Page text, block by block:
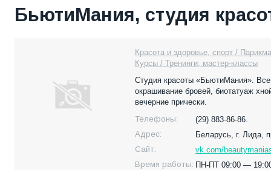
БьютиМания, студия
Красота и здоровье, спорт /
Курсы / Тренинги, мастер-классы
Студия красоты «БьютиМания».
окрашивание бровей, биотатуаж
вечерние прически.
Телефоны:
(29) 883-86-86.
Адрес:
Беларусь, г. Лида,
Сайт:
vk.com/
Время работы: ПН-ПТ 09:00 —